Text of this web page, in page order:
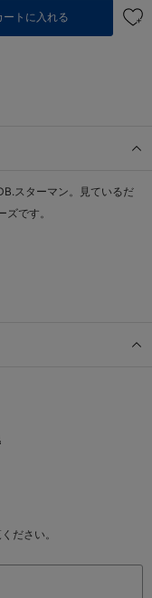
ートに入れる
スターマン。見ているだ
です。
ださい。